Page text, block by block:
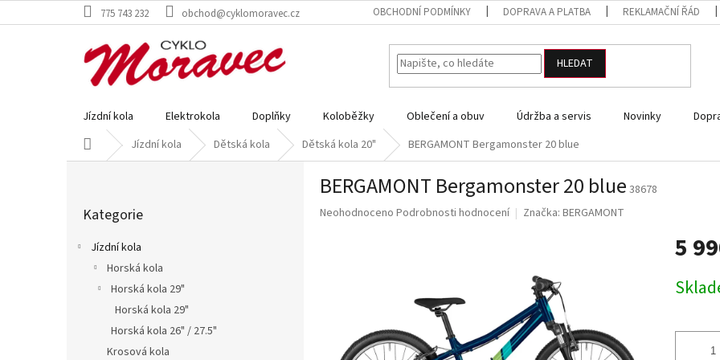
na
775 743 232 obchod@cyklomoravec.cz OBCHODNÍ PODMÍNKY DOPRAVA A PLATBA REKLAMAČNÍ ŘÁD
HLEDAT
Jízdní kola Elektrokola Doplňky Koloběžky Oblečení a obuv Údržba a servis Novinky
Domů Jízdní kola Dětská kola Dětská kola 20" BERGAMONT Bergamonster 20 blue
kategorie
Kategorie
Jízdní kola
Horská kola
Horská kola 29"
Horská kola 29"
Horská kola 26" / 27.5"
Krosová kola
BERGAMONT Bergamonster 20 blue 38678
Průměrné
Neohodnoceno Podrobnosti hodnocení Značka: BERGAMONT
5
cena: